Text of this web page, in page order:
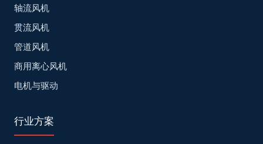
轴流风机
贯流风机
管道风机
商用离心风机
电机与驱动
行业方案